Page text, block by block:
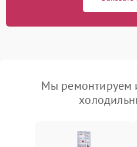
Мы ремонтируем